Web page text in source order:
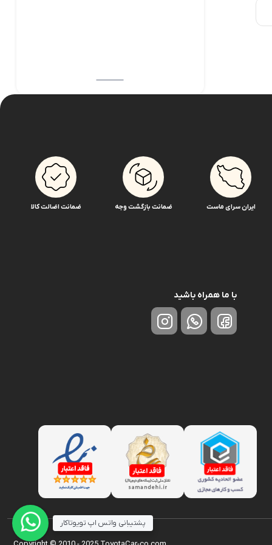
ایران سرای ماست ضمانت بازگشت وجه ضمانت اضالت کالا
با ما همراه باشید
پشتیبانی واتس اپ تویوتاکار